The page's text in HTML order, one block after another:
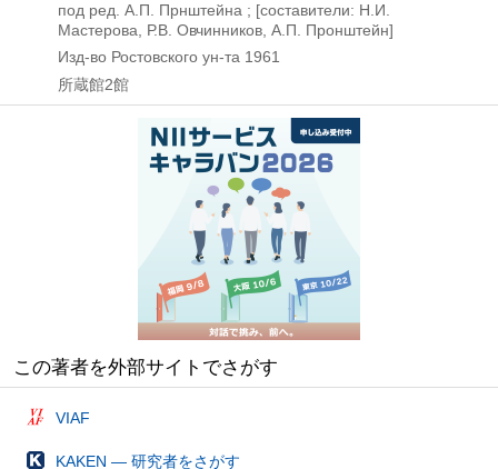
под ред. А.П. Прнштейна ; [составители: Н.И.
Мастерова, Р.В. Овчинников, А.П. Пронштейн]
Изд-во Ростовского ун-та 1961
所蔵館2館
この著者を外部サイトでさがす
VIAF
KAKEN — 研究者をさがす